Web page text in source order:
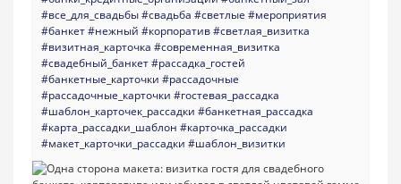
#все_для_свадьбы#свадьба #светлые #мероприятия
#банкет#нежный #корпоратив#светлая_визитка
#визитная_карточка #современная_визитка
#свадебный_банкет#рассадка_гостей
#банкетные_карточки #рассадочные
#рассадочные_карточки #гостевая_рассадка
#шаблон_карточек_рассадки #банкетная_рассадка
#карта_рассадки_шаблон #карточка_рассадки
#макет_карточки_рассадки #шаблон_визитки